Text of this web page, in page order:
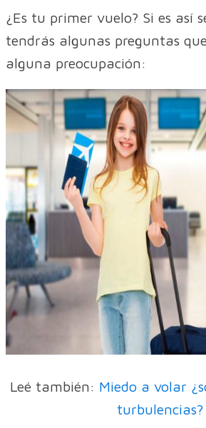
¿Es tu primer vuelo? Si es así
tendrás algunas preguntas
alguna preocupación:
Leé también: Miedo a volar
turbulencias?